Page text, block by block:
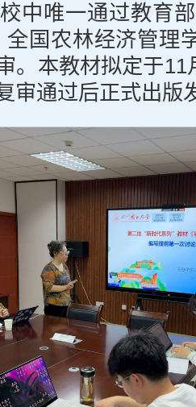
中唯一通过教育
全国农林经济管理
。本教材拟定于11
审通过后正式出版